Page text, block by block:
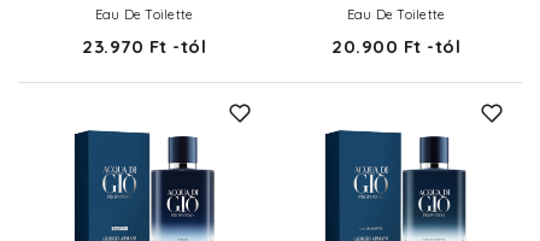
Eau De Toilette
23.970 Ft -tól
Eau De Toilette
20.900 Ft -tól